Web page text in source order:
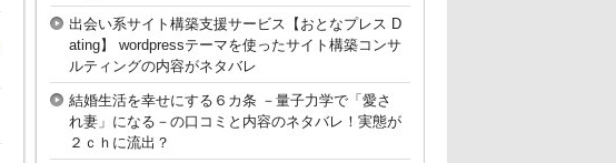
出会い系サイト構築支援サービス【おとなプレス D
ating】 wordpressテーマを使ったサイト構築コンサ
ルティングの内容がネタバレ
結婚生活を幸せにする６カ条 －量子力学で「愛さ
れ妻」になる－の口コミと内容のネタバレ！実態が
２ｃｈに流出？